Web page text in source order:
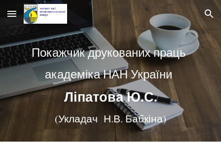
Skip to main content Skip to navigation
Покажчик друкованих праць
академіка НАН України
Ліпатова Ю.С.
(Укладач Н.В. Бабкіна)